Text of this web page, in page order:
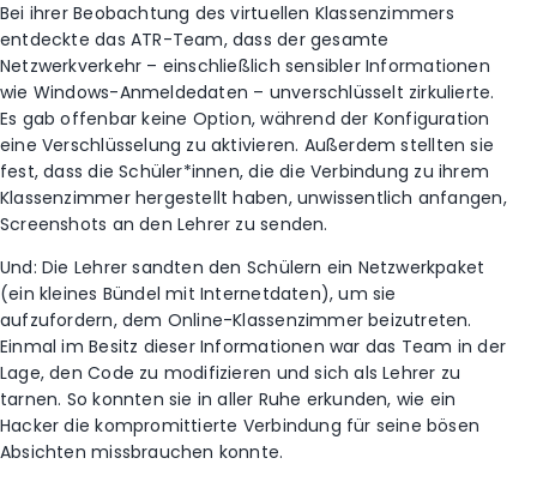
Bei ihrer Beobachtung des virtuellen Klassenzimmers
entdeckte das ATR-Team, dass der gesamte
Netzwerkverkehr – einschließlich sensibler Informationen
wie Windows-Anmeldedaten – unverschlüsselt zirkulierte.
Es gab offenbar keine Option, während der Konfiguration
eine Verschlüsselung zu aktivieren. Außerdem stellten sie
fest, dass die Schüler*innen, die die Verbindung zu ihrem
Klassenzimmer hergestellt haben, unwissentlich anfangen,
Screenshots an den Lehrer zu senden.
Und: Die Lehrer sandten den Schülern ein Netzwerkpaket
(ein kleines Bündel mit Internetdaten), um sie
aufzufordern, dem Online-Klassenzimmer beizutreten.
Einmal im Besitz dieser Informationen war das Team in der
Lage, den Code zu modifizieren und sich als Lehrer zu
tarnen. So konnten sie in aller Ruhe erkunden, wie ein
Hacker die kompromittierte Verbindung für seine bösen
Absichten missbrauchen konnte.